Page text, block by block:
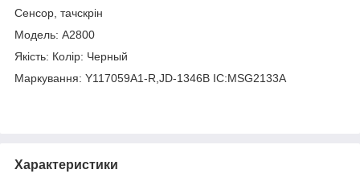
Сенсор, тачскрін
Модель: A2800
Якість: Колір: Черный
Маркування: Y117059A1-R,JD-1346B IC:MSG2133A
Характеристики